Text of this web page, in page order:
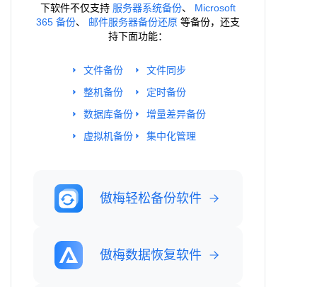
下软件不仅支持 服务器系统备份、 Microsoft
365 备份、 邮件服务器备份还原 等备份，还支
持下面功能：
文件备份
整机备份
数据库备份
虚拟机备份
文件同步
定时备份
增量差异备份
集中化管理
傲梅轻松备份软件
傲梅数据恢复软件